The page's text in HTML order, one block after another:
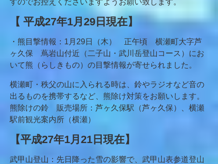
【 平成27年1月29日現在】
・熊目撃情報：1月29日（木） 正午頃 横瀬町大字芦
ヶ久保 蔦岩山付近（二子山・武川岳登山コース）にお
いて熊（らしきもの）の目撃情報が寄せられました。
横瀬町・秩父の山に入られる時は、鈴やラジオなど音の
出るものを携帯するなど、熊除け対策をお願いします。
熊除けの鈴 販売場所：芦ヶ久保駅（芦ヶ久保）、横瀬
駅前観光案内所（横瀬）
【平成27年1月21日現在】
武甲山登山：先日降った雪の影響で、武甲山表参道登山